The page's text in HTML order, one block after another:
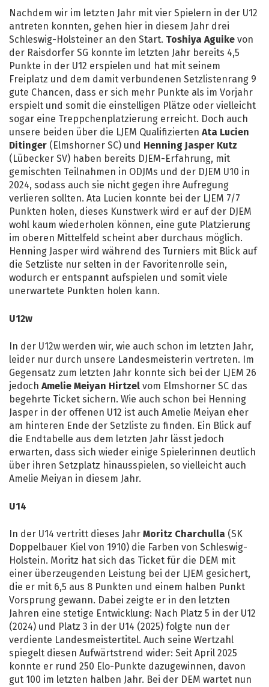
Nachdem wir im letzten Jahr mit vier Spielern in der U12
antreten konnten, gehen hier in diesem Jahr drei
Schleswig-Holsteiner an den Start. Toshiya Aguike von
der Raisdorfer SG konnte im letzten Jahr bereits 4,5
Punkte in der U12 erspielen und hat mit seinem
Freiplatz und dem damit verbundenen Setzlistenrang 9
gute Chancen, dass er sich mehr Punkte als im Vorjahr
erspielt und somit die einstelligen Plätze oder vielleicht
sogar eine Treppchenplatzierung erreicht. Doch auch
unsere beiden über die LJEM Qualifizierten Ata Lucien
Ditinger (Elmshorner SC) und
Henning Jasper Kutz
(Lübecker SV) haben bereits DJEM-Erfahrung, mit
gemischten Teilnahmen in ODJMs und der DJEM U10 in
2024, sodass auch sie nicht gegen ihre Aufregung
verlieren sollten. Ata Lucien konnte bei der LJEM 7/7
Punkten holen, dieses Kunstwerk wird er auf der DJEM
wohl kaum wiederholen können, eine gute Platzierung
im oberen Mittelfeld scheint aber durchaus möglich.
Henning Jasper wird während des Turniers mit Blick auf
die Setzliste nur selten in der Favoritenrolle sein,
wodurch er entspannt aufspielen und somit viele
unerwartete Punkten holen kann.
U12w
In der U12w werden wir, wie auch schon im letzten Jahr,
leider nur durch unsere Landesmeisterin vertreten. Im
Gegensatz zum letzten Jahr konnte sich bei der LJEM 26
jedoch Amelie Meiyan Hirtzel vom Elmshorner SC das
begehrte Ticket sichern. Wie auch schon bei Henning
Jasper in der offenen U12 ist auch Amelie Meiyan eher
am hinteren Ende der Setzliste zu finden. Ein Blick auf
die Endtabelle aus dem letzten Jahr lässt jedoch
erwarten, dass sich wieder einige Spielerinnen deutlich
über ihren Setzplatz hinausspielen, so vielleicht auch
Amelie Meiyan in diesem Jahr.
U14
In der U14 vertritt dieses Jahr Moritz Charchulla (SK
Doppelbauer Kiel von 1910) die Farben von Schleswig-
Holstein. Moritz hat sich das Ticket für die DEM mit
einer überzeugenden Leistung bei der LJEM gesichert,
die er mit 6,5 aus 8 Punkten und einem halben Punkt
Vorsprung gewann. Dabei zeigte er in den letzten
Jahren eine stetige Entwicklung: Nach Platz 5 in der U12
(2024) und Platz 3 in der U14 (2025) folgte nun der
verdiente Landesmeistertitel. Auch seine Wertzahl
spiegelt diesen Aufwärtstrend wider: Seit April 2025
konnte er rund 250 Elo-Punkte dazugewinnen, davon
gut 100 im letzten halben Jahr. Bei der DEM wartet nun